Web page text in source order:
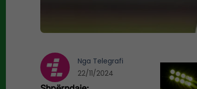
Nga Telegrafi
22/11/2024